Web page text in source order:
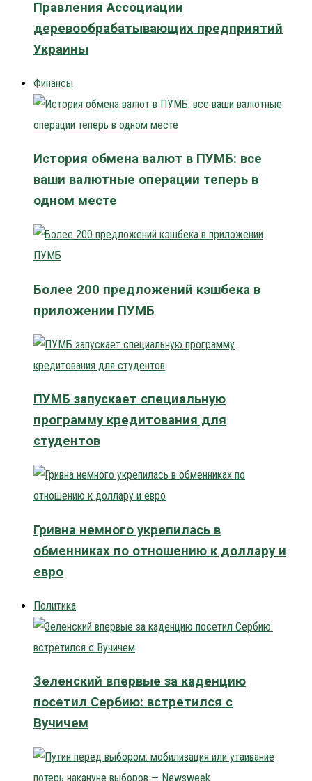
Правления Ассоциации
деревообрабатывающих предприятий
Украины
Финансы
История обмена валют в ПУМБ: все
ваши валютные операции теперь в
одном месте
Более 200 предложений кэшбека в
приложении ПУМБ
ПУМБ запускает специальную
программу кредитования для
студентов
Гривна немного укрепилась в
обменниках по отношению к доллару и
евро
Политика
Зеленский впервые за каденцию
посетил Сербию: встретился с
Вучичем